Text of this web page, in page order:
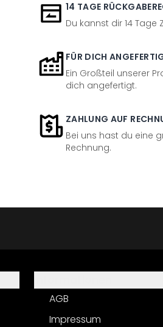
14 TAGE
Du kannst dir 14
FÜR DICH
Ein Großteil unserer
dich angefertigt.
ZAHLUNG AUF
Bei uns hast du eine
Rechnung.
AGB
Impressum